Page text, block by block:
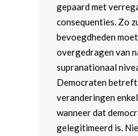
gepaard met
consequenties. Zo
bevoegdheden
overgedragen van
supranationaal
Democraten
veranderingen
wanneer dat
gelegitimeerd is.